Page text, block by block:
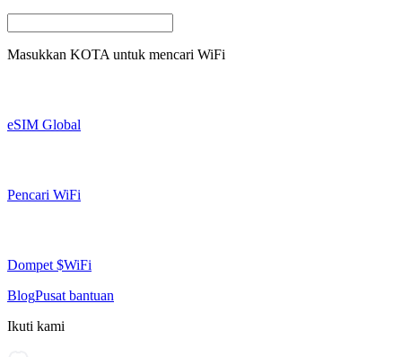
Masukkan KOTA untuk mencari WiFi
eSIM Global
Pencari WiFi
Dompet $WiFi
BlogPusat bantuan
Ikuti kami